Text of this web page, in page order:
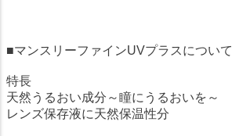
■マンスリーファインUVプラスについて
特長
天然うるおい成分～瞳にうるおいを～
レンズ保存液に天然保温性分